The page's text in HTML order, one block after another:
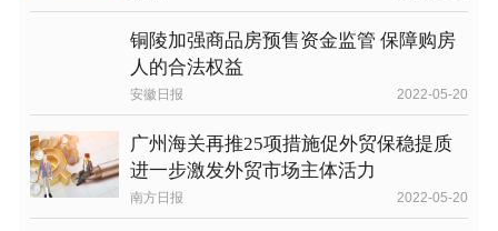
铜陵加强商品房预售资金监管 保障购房
人的合法权益
安徽日报 2022-05-20
广州海关再推25项措施促外贸保稳提质
进一步激发外贸市场主体活力
南方日报 2022-05-20